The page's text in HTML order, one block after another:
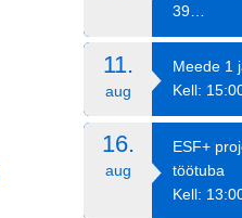
39…
11.
aug
Meede 1
Kell:
16.
aug
ESF+
töötuba
Kell: